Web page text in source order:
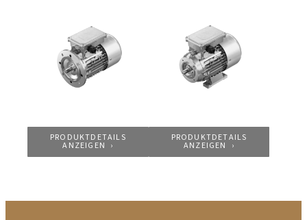
PRODUKTDETAILS
ANZEIGEN
PRODUKTDETAILS
ANZEIGEN